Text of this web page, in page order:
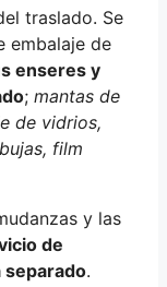
traslado. Se
embalaje de
enseres y
; mantas de
de vidrios,
film
y las
de
separado.